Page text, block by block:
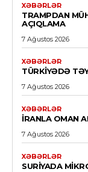
XƏBƏRLƏR
TRAMPDAN
AÇIQLAMA
7 Ağustos 2026
XƏBƏRLƏR
TÜRKIYƏDƏ
7 Ağustos 2026
XƏBƏRLƏR
İRANLA OMAN
7 Ağustos 2026
XƏBƏRLƏR
SURIYADA